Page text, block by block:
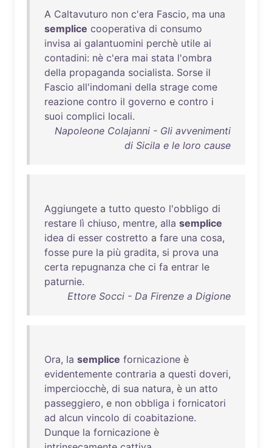
A Caltavuturo non c'era Fascio, ma una
semplice cooperativa di consumo
invisa ai galantuomini perchè utile ai
contadini: nè c'era mai stata l'ombra
della propaganda socialista. Sorse il
Fascio all'indomani della strage come
reazione contro il governo e contro i
suoi complici locali.
Napoleone Colajanni - Gli avvenimenti
di Sicila e le loro cause
Aggiungete a tutto questo l'obbligo di
restare lì chiuso, mentre, alla semplice
idea di esser costretto a fare una cosa,
fosse pure la più gradita, si prova una
certa repugnanza che ci fa entrar le
paturnie.
Ettore Socci - Da Firenze a Digione
Ora, la semplice fornicazione è
evidentemente contraria a questi doveri,
imperciocchè, di sua natura, è un atto
passeggiero, e non obbliga i fornicatori
ad alcun vincolo di coabitazione.
Dunque la fornicazione è